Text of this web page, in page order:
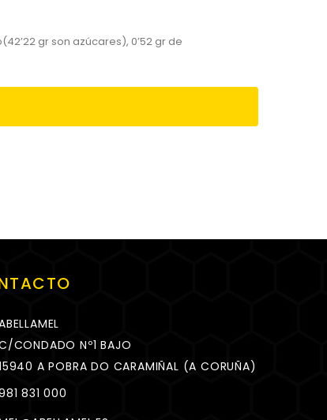
gr son azúcares), 0’52 gr de
CONDADO Nº1 BAJO
A POBRA DO CARAMIÑAL (A CORUÑA)
831 000